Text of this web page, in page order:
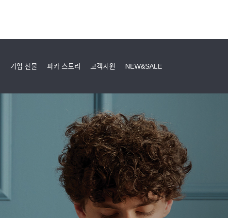
기업 선물 파카 스토리 고객지원 NEW&SALE